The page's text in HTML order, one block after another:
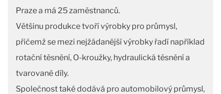
Praze a má 25 zaměstnanců.
Většinu produkce tvoří výrobky pro průmysl,
přičemž se mezi nejžádanější výrobky řadí například
rotační těsnění, O-kroužky, hydraulická těsnění a
tvarované díly.
Společnost také dodává pro automobilový průmysl,